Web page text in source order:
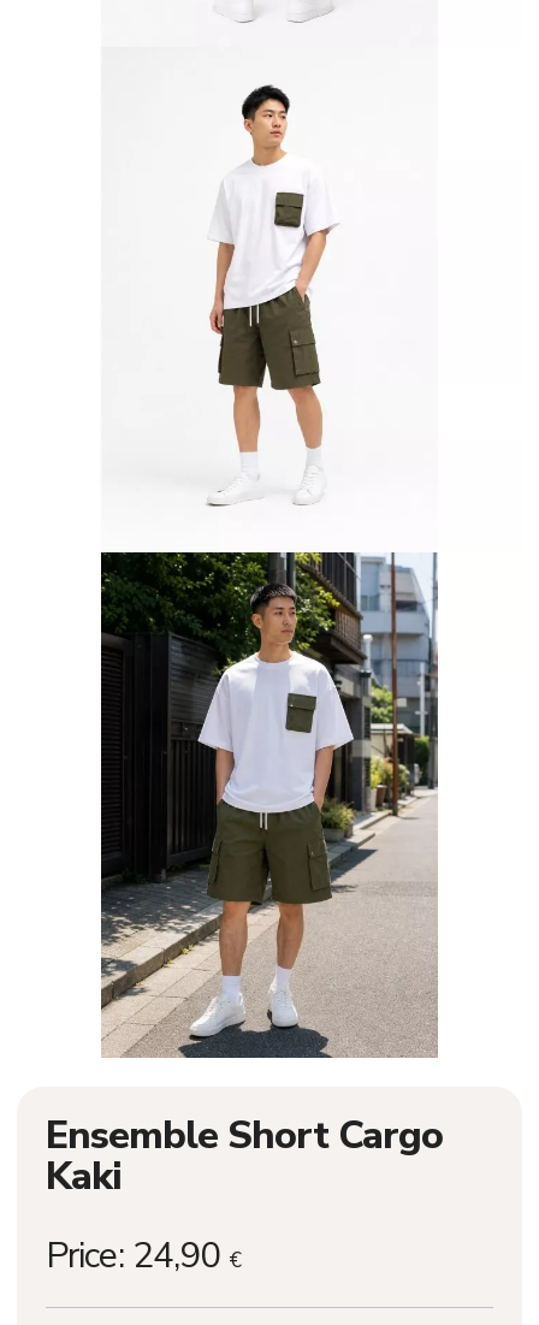
Ensemble Short Cargo
Kaki
Price: 24,90 €